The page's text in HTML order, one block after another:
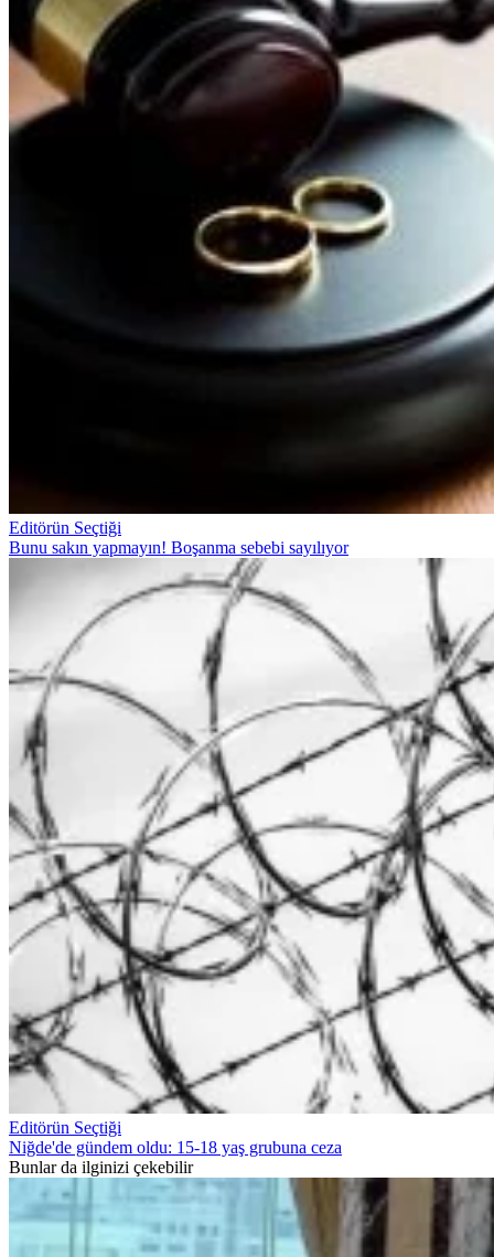
Editörün Seçtiği
Bunu sakın yapmayın! Boşanma sebebi sayılıyor
Editörün Seçtiği
Niğde'de gündem oldu: 15-18 yaş grubuna ceza
Bunlar da ilginizi çekebilir